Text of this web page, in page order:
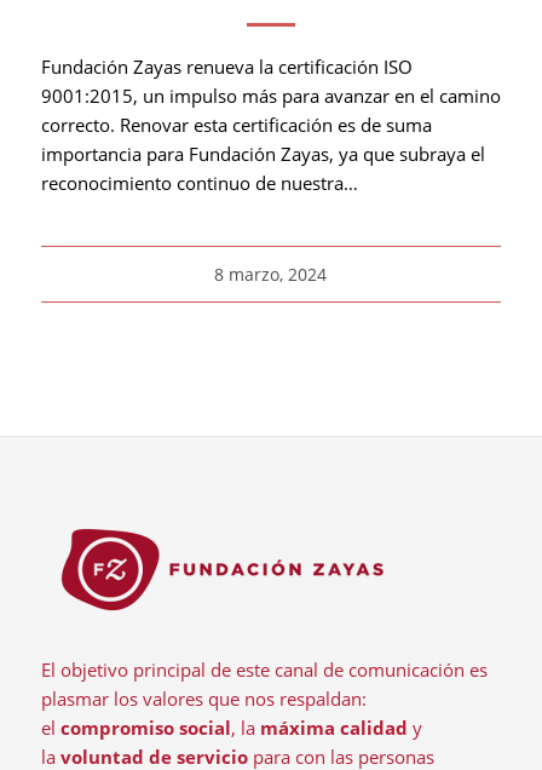
Fundación Zayas renueva la certificación ISO
9001:2015, un impulso más para avanzar en el camino
correcto. Renovar esta certificación es de suma
importancia para Fundación Zayas, ya que subraya el
reconocimiento continuo de nuestra…
8 marzo, 2024
El objetivo principal de este canal de comunicación es
plasmar los valores que nos respaldan:
el compromiso social, la máxima calidad y
la voluntad de serviciopara con las personas